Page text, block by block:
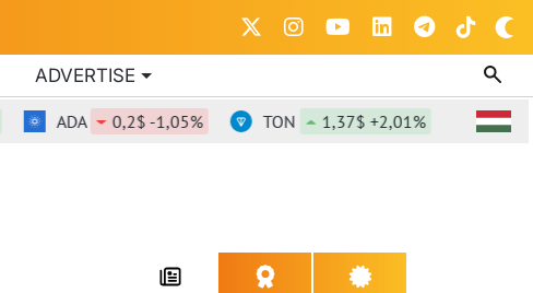
ADVERTISE
ADA 0,2$ -1,05% TON 1,37$ +2,01% DOT